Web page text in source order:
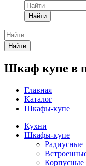
Найти
Найти
Шкаф купе в
Главная
Каталог
Шкафы-купе
Кухни
Шкафы-купе
Радиусные
Корпусные